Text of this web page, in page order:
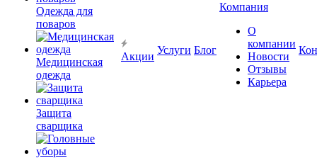
Одежда для
поваров
Медицинская
одежда
Защита
сварщика
Акции
Услуги Блог
Компания
О
компании
Новости
Отзывы
Карьера